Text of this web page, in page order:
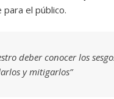
el público.
deber conocer los
y mitigarlos”